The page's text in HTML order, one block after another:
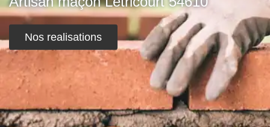
Nos realisations